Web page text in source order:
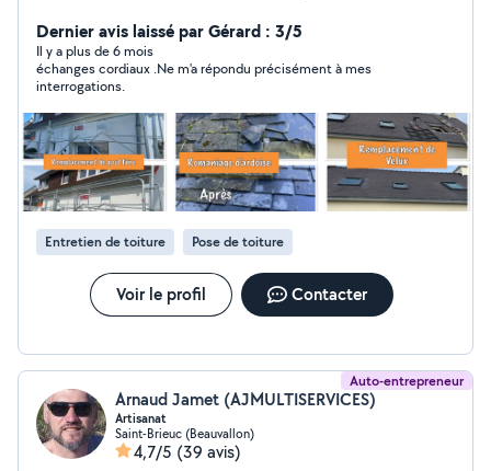
Recherche fuite Zinguerie Changement de gouttière
Pose de Velux avec ou sans modification Peinture
intérieur extérieur Rénovation intérieur extérieur
Peinture intérieur extérieur Pose de tapisserie
MAÇONNERIE Chape Dalles Fondations Murs Terrasses
Clôture Carrelage Hésitez pas à me contacter via la
plate-forme AlloVoisins
Dernier avis laissé par Gérard : 3/5
Il y a plus de 6 mois
échanges cordiaux .Ne m'a répondu précisément à mes
interrogations.
Entretien de toiture Pose de toiture
Voir le profil Contacter
Auto-entrepreneur
Arnaud Jamet (AJMULTISERVICES)
Artisanat
Saint-Brieuc (Beauvallon)
4,7/5 (39 avis)